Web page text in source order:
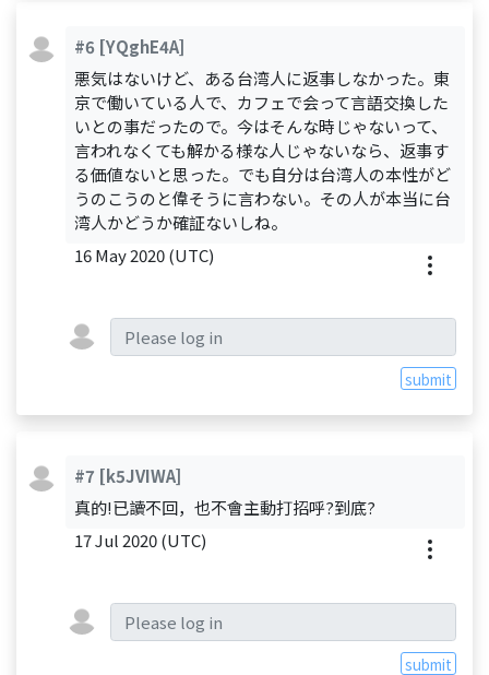
#6 [YQghE4A]
悪気はないけど、ある台湾人に返事しなかった。東
京で働いている人で、カフェで会って言語交換した
いとの事だったので。今はそんな時じゃないって、
言われなくても解かる様な人じゃないなら、返事す
る価値ないと思った。でも自分は台湾人の本性がど
うのこうのと偉そうに言わない。その人が本当に台
湾人かどうか確証ないしね。
16 May 2020 (UTC)
submit
#7 [k5JVIWA]
真的!已讀不回，也不會主動打招呼?到底?
17 Jul 2020 (UTC)
submit